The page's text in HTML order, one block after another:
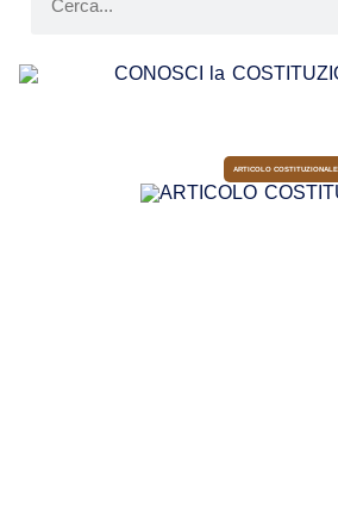
ARTICOLO COSTITUZIONALE